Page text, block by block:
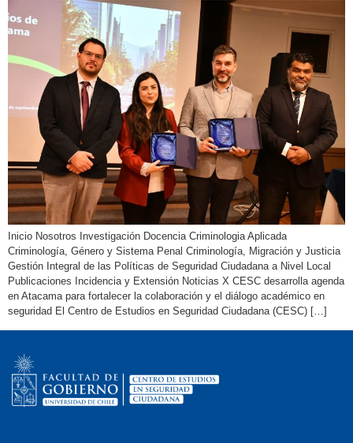
Inicio Nosotros Investigación Docencia Criminologia Aplicada
Criminología, Género y Sistema Penal Criminología, Migración y Justicia
Gestión Integral de las Políticas de Seguridad Ciudadana a Nivel Local
Publicaciones Incidencia y Extensión Noticias X CESC desarrolla agenda
en Atacama para fortalecer la colaboración y el diálogo académico en
seguridad El Centro de Estudios en Seguridad Ciudadana (CESC) […]